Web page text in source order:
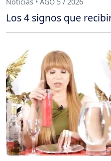
Noticias • AGO 5 / 2026
Los 4 signos que